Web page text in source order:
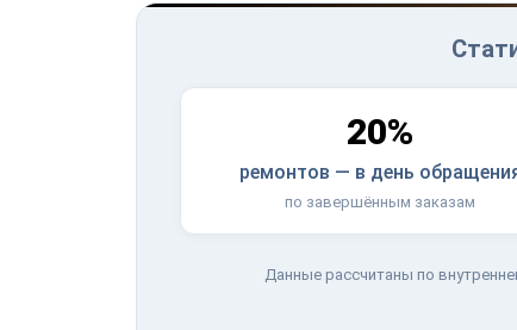
20%
ремонтов — в день
по завершённым заказам
Данные рассчитаны по